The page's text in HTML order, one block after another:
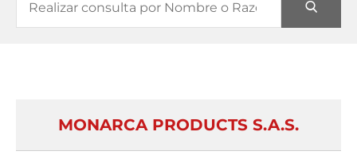
MONARCA PRODUCTS S.A.S.